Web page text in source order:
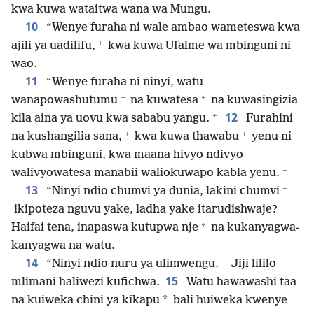
kwa kuwa wataitwa wana wa Mungu.
10
“Wenye furaha ni wale ambao wameteswa kwa
ajili ya uadilifu, + kwa kuwa Ufalme wa mbinguni ni
wao.
11
“Wenye furaha ni ninyi, watu
wanapowashutumu + na kuwatesa + na kuwasingizia
kila aina ya uovu kwa sababu yangu. + 12
Furahini
na kushangilia sana, + kwa kuwa thawabu + yenu ni
kubwa mbinguni, kwa maana hivyo ndivyo
walivyowatesa manabii waliokuwapo kabla yenu. +
13 “Ninyi ndio chumvi ya dunia, lakini chumvi +
ikipoteza nguvu yake, ladha yake itarudishwaje?
Haifai tena, inapaswa kutupwa nje + na kukanyagwa-
kanyagwa na watu.
14 “Ninyi ndio nuru ya ulimwengu. + Jiji lililo
mlimani haliwezi kufichwa. 15
Watu hawawashi taa
na kuiweka chini ya kikapu * bali huiweka kwenye